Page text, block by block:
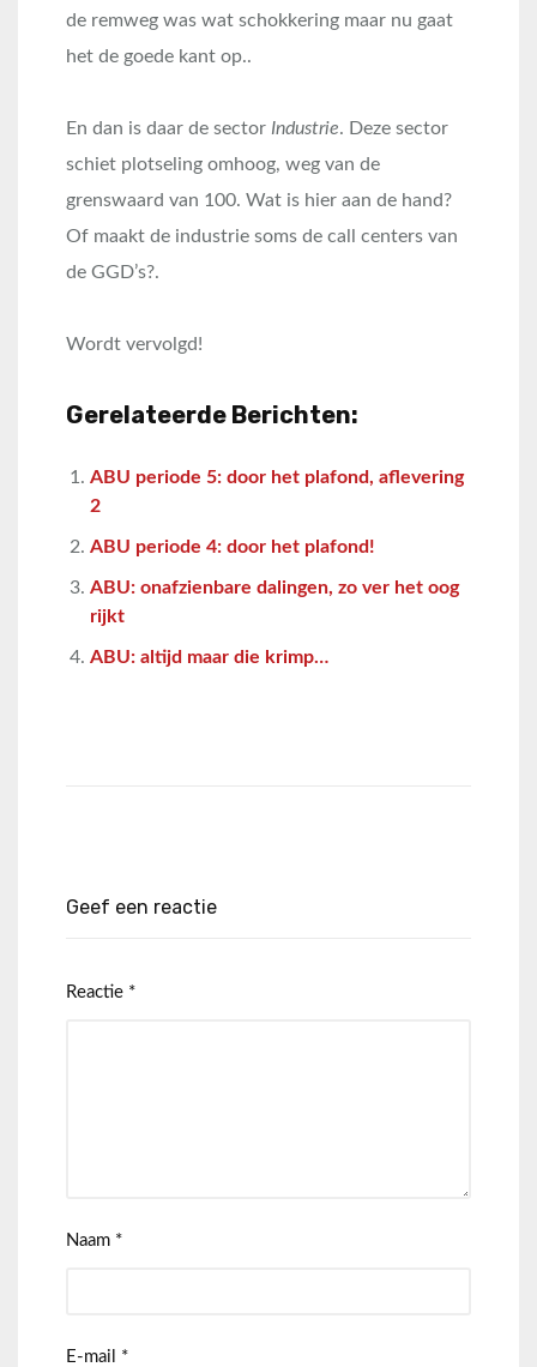
de remweg was wat schokkering maar nu gaat
het de goede kant op..
En dan is daar de sector Industrie. Deze sector
schiet plotseling omhoog, weg van de
grenswaard van 100. Wat is hier aan de hand?
Of maakt de industrie soms de call centers van
de GGD’s?.
Wordt vervolgd!
Gerelateerde Berichten:
ABU periode 5: door het plafond, aflevering
2
ABU periode 4: door het plafond!
ABU: onafzienbare dalingen, zo ver het oog
rijkt
ABU: altijd maar die krimp…
Geef een reactie
Reactie *
Naam *
E-mail *